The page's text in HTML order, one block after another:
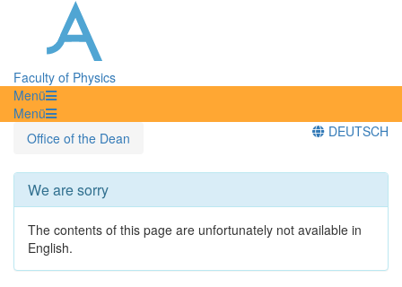
Faculty of Physics
Menü
Menü
Office of the Dean
DEUTSCH
We are sorry
The contents of this page are unfortunately not available in
English.